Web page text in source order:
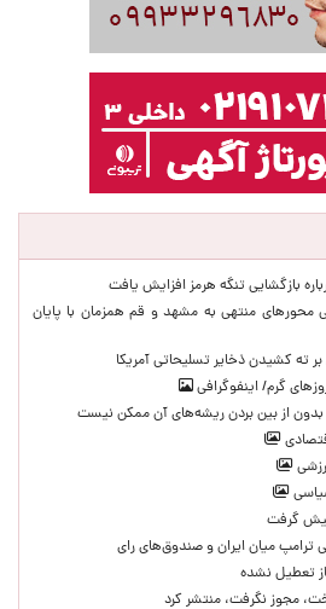
بازگشایی تنگه هرمز افزایش یافت
محورهای منتهی به مشهد و قم همزمان با پایان
ته کشیدن ذخایر تسلیحاتی آمریکا
از بین بردن ریشه‌های آن ممکن نیست
گرفت
ترامپ میان ایران و صندوق‌های رای
تعطیل نشده
مجوز نگرفت، منتشر کرد